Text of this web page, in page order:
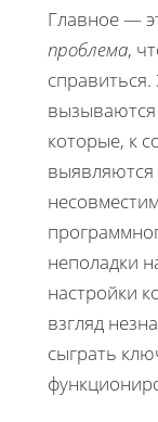
Главное —
проблема,
которые, к
неполадки
настройки
взгляд
сыграть